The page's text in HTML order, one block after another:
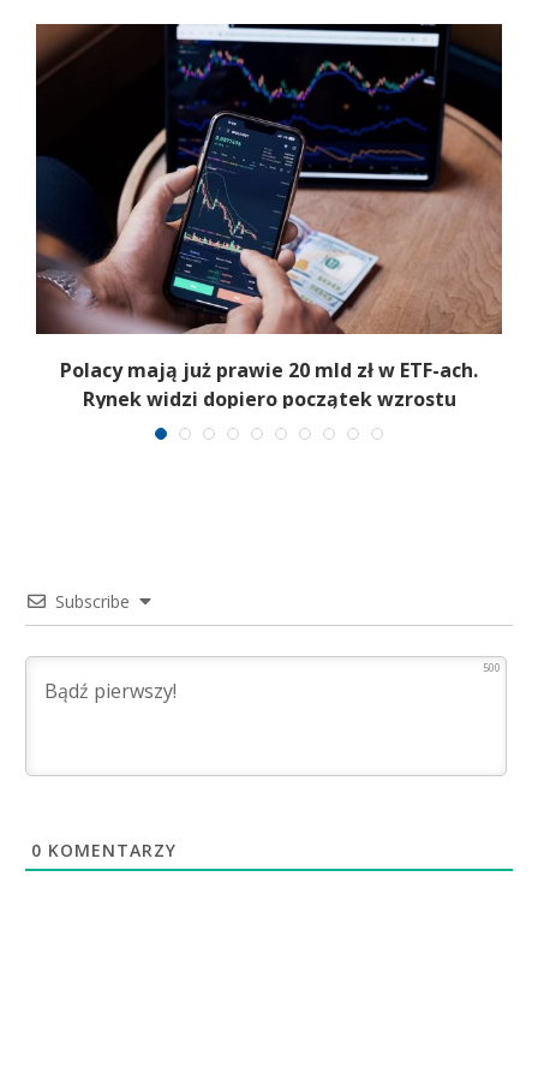
Polacy mają już prawie 20 mld zł w ETF-ach.
Rynek widzi dopiero początek wzrostu
Subscribe
500
0 KOMENTARZY